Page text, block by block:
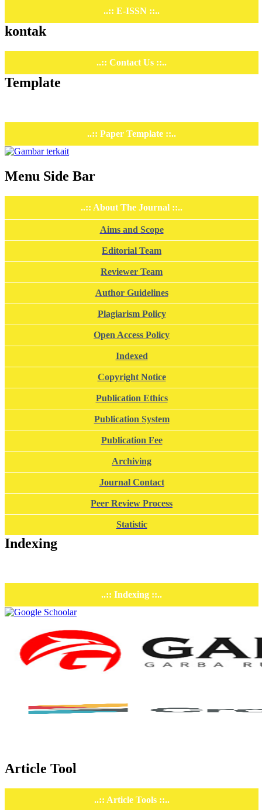
..:: E-ISSN ::..
kontak
..:: Contact Us ::..
Template
..:: Paper Template ::..
Menu Side Bar
..:: About The Journal ::..
Aims and Scope
Editorial Team
Reviewer Team
Author Guidelines
Plagiarism Policy
Open Access Policy
Indexed
Copyright Notice
Publication Ethics
Publication System
Publication Fee
Archiving
Journal Contact
Peer Review Process
Statistic
Indexing
..:: Indexing ::..
Article Tool
..:: Article Tools ::..